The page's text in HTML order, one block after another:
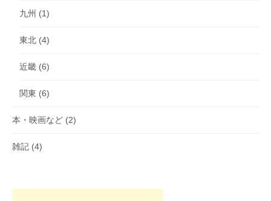
九州 (1)
東北 (4)
近畿 (6)
関東 (6)
本・映画など (2)
雑記 (4)